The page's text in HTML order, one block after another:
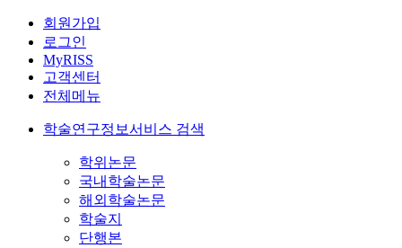
회원가입
로그인
MyRISS
고객센터
전체메뉴
학술연구정보서비스 검색
학위논문
국내학술논문
해외학술논문
학술지
단행본